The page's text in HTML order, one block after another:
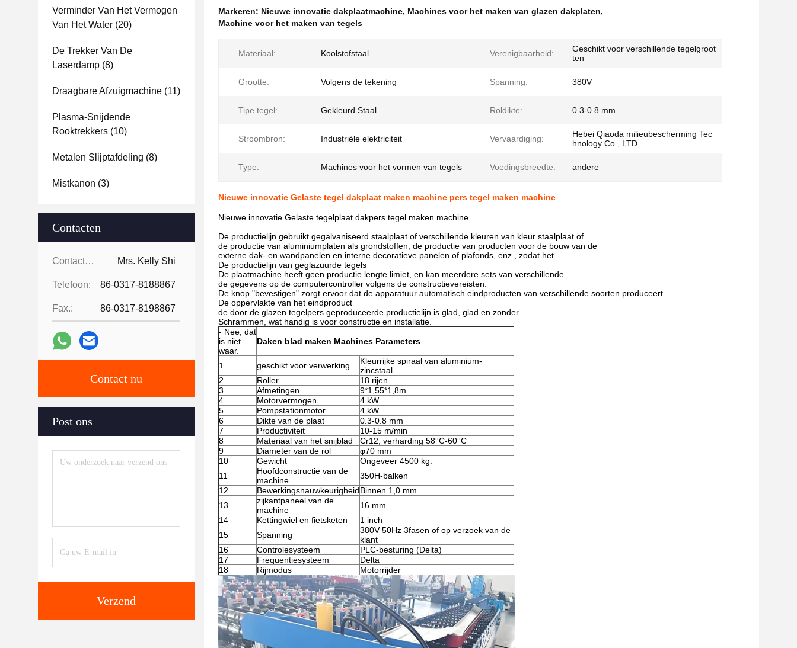
Verminder Van Het Vermogen
Van Het Water (20)
De Trekker Van De
Laserdamp (8)
Draagbare Afzuigmachine (11)
Plasma-Snijdende
Rooktrekkers (10)
Metalen Slijptafdeling (8)
Mistkanon (3)
Contacten
Contacten: Mrs. Kelly Shi
Telefoon: 86-0317-8188867
Fax.: 86-0317-8198867
Contact nu
Post ons
Verzend
Markeren: Nieuwe innovatie dakplaatmachine, Machines voor het maken van glazen dakplaten,
Machine voor het maken van tegels
Materiaal: Koolstofstaal Verenigbaarheid:
Geschikt voor verschillende tegelgroot
ten
Grootte: Volgens de tekening Spanning: 380V
Tipe tegel: Gekleurd Staal Roldikte: 0.3-0.8 mm
Stroombron: Industriële elektriciteit Vervaardiging:
Hebei Qiaoda milieubescherming Tec
hnology Co., LTD
Type: Machines voor het vormen van tegels Voedingsbreedte: andere
Nieuwe innovatie Gelaste tegel dakplaat maken machine pers tegel maken machine
Nieuwe innovatie Gelaste tegelplaat dakpers tegel maken machine
De productielijn gebruikt gegalvaniseerd staalplaat of verschillende kleuren van kleur staalplaat of
de productie van aluminiumplaten als grondstoffen, de productie van producten voor de bouw van de
externe dak- en wandpanelen en interne decoratieve panelen of plafonds, enz., zodat het
De productielijn van geglazuurde tegels
De plaatmachine heeft geen productie lengte limiet, en kan meerdere sets van verschillende
de gegevens op de computercontroller volgens de constructievereisten.
De knop "bevestigen" zorgt ervoor dat de apparatuur automatisch eindproducten van verschillende soorten produceert.
De oppervlakte van het eindproduct
de door de glazen tegelpers geproduceerde productielijn is glad, glad en zonder
Schrammen, wat handig is voor constructie en installatie.
- Nee, dat
is niet
waar.
Daken blad maken Machines Parameters
1 geschikt voor verwerking
Kleurrijke spiraal van aluminium-
zincstaal
2
Roller
18 rijen
3
Afmetingen
9*1,55*1,8m
4
Motorvermogen
4 kW
5
Pompstationmotor
4 kW.
6
Dikte van de plaat
0.3-0.8 mm
7
Productiviteit
10-15 m/min
8
Materiaal van het snijblad
Cr12, verharding 58°C-60°C
9
Diameter van de rol
φ70 mm
10
Gewicht
Ongeveer 4500 kg.
11
Hoofdconstructie van de
machine
350H-balken
12
BewerkingsnauwkeurigheidBinnen 1,0 mm
13
zijkantpaneel van de
machine
16 mm
14
Kettingwiel en fietsketen
1 inch
15
Spanning
380V 50Hz 3fasen of op verzoek van de
klant
16
Controlesysteem
PLC-besturing (Delta)
17
Frequentiesysteem
Delta
18
Rijmodus Motorrijder